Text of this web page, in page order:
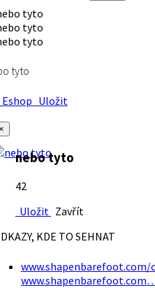
tyto
Uložit
nebo tyto
42
Uložit Zavřít
KDE TO SEHNAT